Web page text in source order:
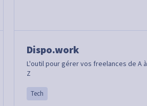
Dispo.work
L'outil pour gérer vos freelances de A à
Z
Tech